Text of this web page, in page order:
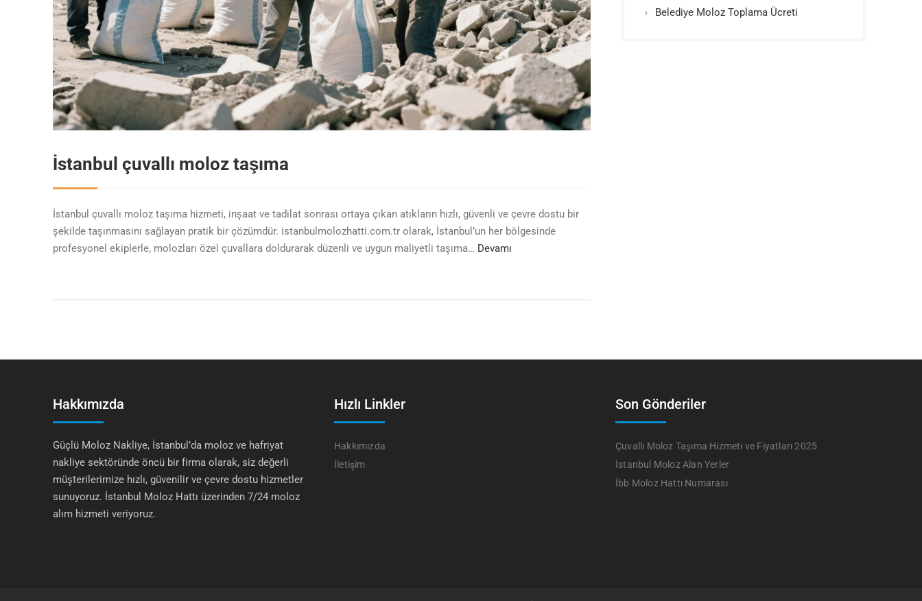
İstanbul çuvallı moloz taşıma
İstanbul çuvallı moloz taşıma hizmeti, inşaat ve tadilat sonrası ortaya çıkan atıkların hızlı, güvenli ve çevre dostu bir
şekilde taşınmasını sağlayan pratik bir çözümdür. istanbulmolozhatti.com.tr olarak, İstanbul’un her bölgesinde
profesyonel ekiplerle, molozları özel çuvallara doldurarak düzenli ve uygun maliyetli taşıma… Devamı
Belediye Moloz Toplama Ücreti
Hakkımızda
Güçlü Moloz Nakliye, İstanbul’da moloz ve hafriyat
nakliye sektöründe öncü bir firma olarak, siz değerli
müşterilerimize hızlı, güvenilir ve çevre dostu hizmetler
sunuyoruz. İstanbul Moloz Hattı üzerinden 7/24 moloz
alım hizmeti veriyoruz.
Hızlı Linkler
Hakkımızda
İletişim
Son Gönderiler
Çuvallı Moloz Taşıma Hizmeti ve Fiyatları 2025
İstanbul Moloz Alan Yerler
İbb Moloz Hattı Numarası